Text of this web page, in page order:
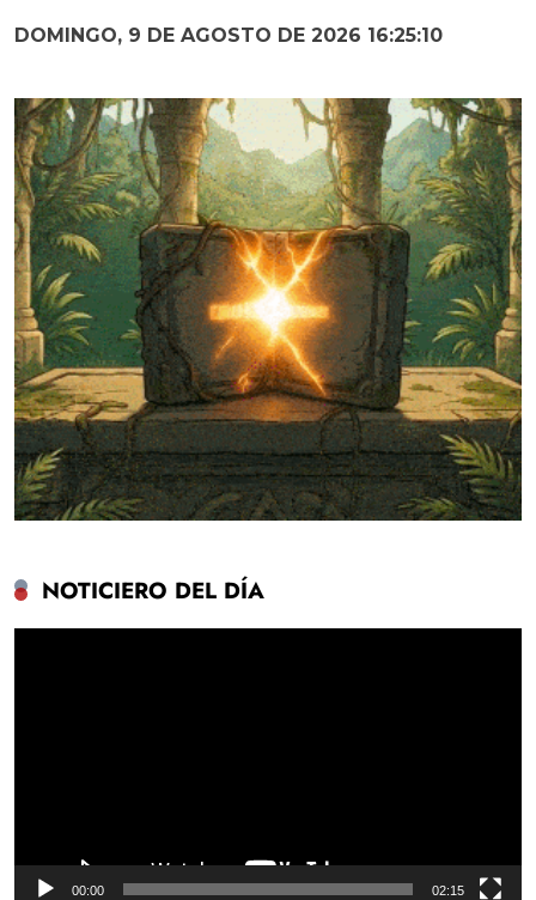
DOMINGO, 9 DE AGOSTO DE 2026 16:25:11
NOTICIERO DEL DÍA
00:00 02:15